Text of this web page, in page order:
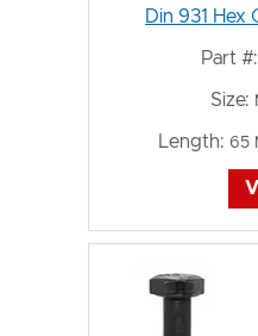
Din 931 Hex
Part #:
Size:
Length: 65